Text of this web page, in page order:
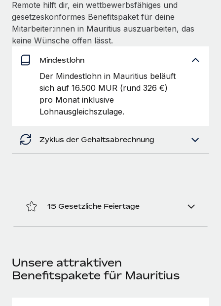
Mobilität und Relocation
Benefits
Mühelose Verwaltung von Benefits
Reverse Tech auf einen Blick Das Gesundheits- und
Wellness-Startup Reverse Tech hat das globale...
Den Blog erkunden
BLOG
Neues zu Remote-Produkten: Integration mit
Gusto und Zero und Contractor Management
Auch im neuen Jahr wollen wir bei Remote Unternehmen
aller Größen dabei unterstützen, die beste...
Wachstumsberatung für mobile Apps. Das...
Remote hilft dir, ein wettbewerbsfähiges und
gesetzeskonformes Benefitspaket für deine
Mitarbeiter:innen in Mauritius auszuarbeiten, das
keine Wünsche offen lässt.
Mindestlohn
Der Mindestlohn in Mauritius beläuft
sich auf 16.500 MUR (rund 326 €)
pro Monat inklusive
Lohnausgleichszulage.
Zyklus der Gehaltsabrechnung
15 Gesetzliche Feiertage
Unsere attraktiven
Benefitspakete für Mauritius